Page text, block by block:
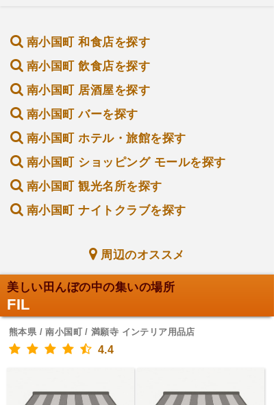
南小国町 和食店を探す
南小国町 飲食店を探す
南小国町 居酒屋を探す
南小国町 バーを探す
南小国町 ホテル・旅館を探す
南小国町 ショッピング モールを探す
南小国町 観光名所を探す
南小国町 ナイトクラブを探す
周辺のオススメ
美しい田んぼの中の集いの場所
FIL
熊本県 / 南小国町 / 満願寺 インテリア用品店
4.4